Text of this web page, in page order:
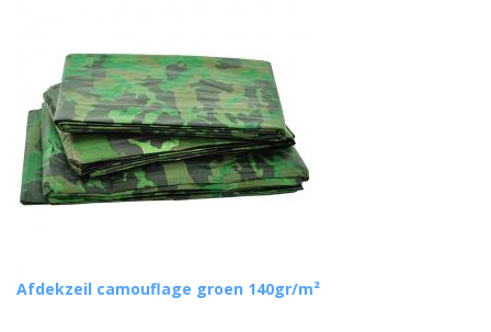
Afdekzeil camouflage groen 140gr/m²